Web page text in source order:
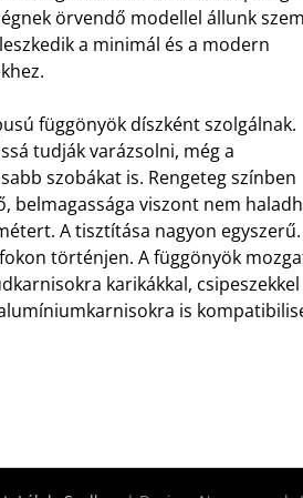
örvendő modellel állunk
a minimál és a modern
függönyök díszként szolgálnak.
tudják varázsolni, még a
szobákat is. Rengeteg színben
belmagassága viszont nem
A tisztítása nagyon egyszerű.
történjen. A függönyök
karikákkal,
is